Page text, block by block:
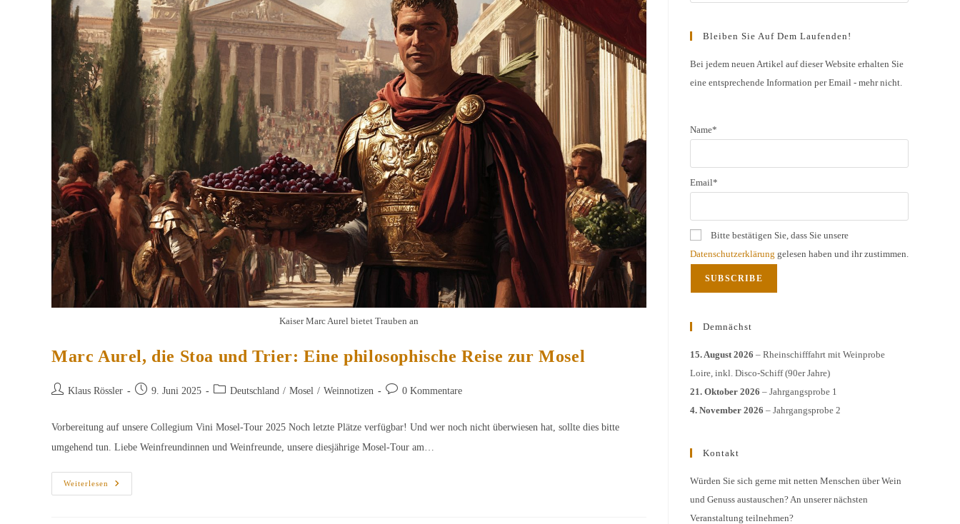
Kaiser Marc Aurel bietet Trauben an
Marc Aurel, die Stoa und Trier: Eine philosophische Reise zur Mosel
Beitrags-Klaus Rössler
Beitrag9. Juni 2025
Beitrags-
Deutschland / Mosel / Weinnotizen
Beitrags-0 Kommentare
Vorbereitung auf unsere Collegium Vini Mosel-Tour 2025 Noch letzte Plätze verfügbar! Und wer noch nicht überwiesen hat, sollte dies bitte
umgehend tun. Liebe Weinfreundinnen und Weinfreunde, unsere diesjährige Mosel-Tour am…
Weiterlesen
Marc
Aurel,
Escape
Bleiben Sie Auf Dem Laufenden!
Bei jedem neuen Artikel auf dieser Website erhalten Sie
eine entsprechende Information per Email - mehr nicht.
Name*
Email*
Bitte bestätigen Sie, dass Sie unsere
Datenschutzerklärung gelesen haben und ihr zustimmen.
Demnächst
15. August 2026 – Rheinschifffahrt mit Weinprobe
Loire, inkl. Disco-Schiff (90er Jahre)
21. Oktober 2026 – Jahrgangsprobe 1
4. November 2026 – Jahrgangsprobe 2
Kontakt
Würden Sie sich gerne mit netten Menschen über Wein
und Genuss austauschen? An unserer nächsten
Veranstaltung teilnehmen?